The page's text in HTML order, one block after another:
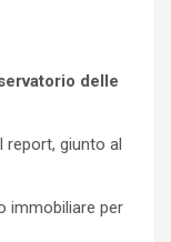
delle
report, giunto al
immobiliare per